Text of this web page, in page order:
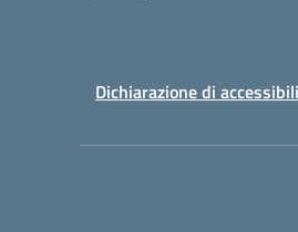
Dichiarazione di